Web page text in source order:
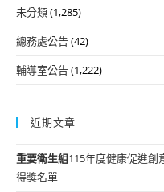
未分類(1,285)
總務處公告(42)
輔導室公告(1,222)
近期文章
重要衛生組115年度健康促進創
得獎名單